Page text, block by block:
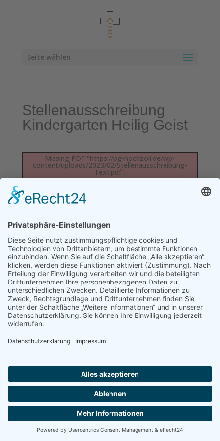
Seite wählen
Stellenausschreibung
Kindergarten Heilig Geist
Missing PDF "https://pg-hochzoll.de/wp-
content/uploads/2023/02/Stellenausschreibung-
Text.pdf".
2026 Pfarreiengemeinschaft Heilig Geist und Zwölf
Apostel | Impressum Datenschutzerklärung